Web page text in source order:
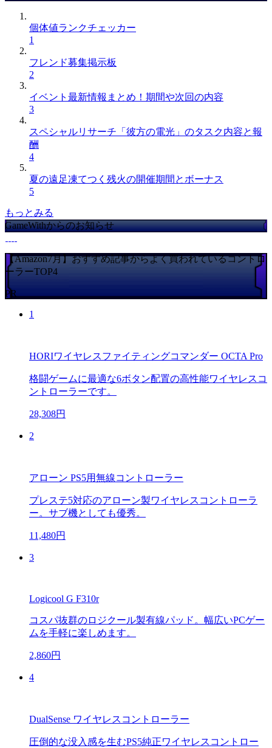
個体値ランクチェッカー
1
フレンド募集掲示板
2
イベント最新情報まとめ！期間や次回の内容
3
スペシャルリサーチ「彼方の電光」のタスク内容と報
酬
4
夏の遠足凍てつく残火の開催期間とボーナス
5
もっとみる
GameWithからのお知らせ
【Amazon7月】おすすめ記事からよく買われているコントロ
ーラーTOP4
PR
1
HORIワイヤレスファイティングコマンダー OCTA Pro
格闘ゲームに最適な6ボタン配置の高性能ワイヤレスコ
ントローラーです。
28,308円
2
アローン PS5用無線コントローラー
プレステ5対応のアローン製ワイヤレスコントローラ
ー。サブ機としても優秀。
11,480円
3
Logicool G F310r
コスパ抜群のロジクール製有線パッド。幅広いPCゲー
ムを手軽に楽しめます。
2,860円
4
DualSense ワイヤレスコントローラー
圧倒的な没入感を生むPS5純正ワイヤレスコントロー